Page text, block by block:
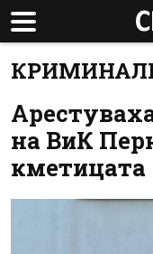
на ВиК
кметицата